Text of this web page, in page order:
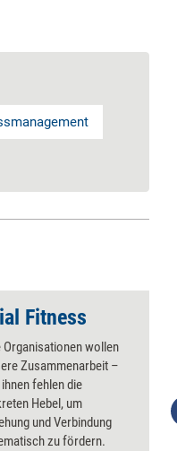
Fitness
Organisationen wollen
Zusammenarbeit –
fehlen die
Hebel, um
und Verbindung
zu fördern.